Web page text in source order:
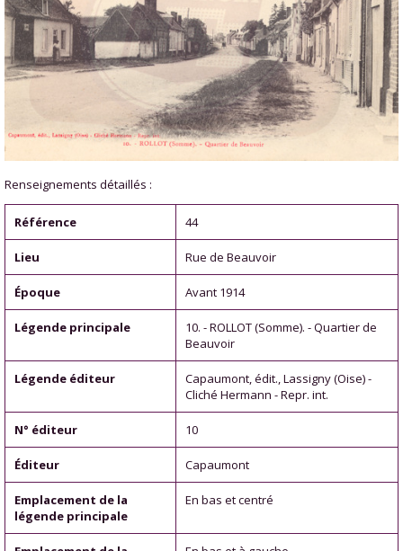
Renseignements détaillés :
Référence 44
Lieu Rue de Beauvoir
Époque Avant 1914
Légende principale
10. - ROLLOT (Somme). - Quartier de
Beauvoir
Légende éditeur
Capaumont, édit., Lassigny (Oise) -
Cliché Hermann - Repr. int.
N° éditeur 10
Éditeur Capaumont
Emplacement de la
légende principale
En bas et centré